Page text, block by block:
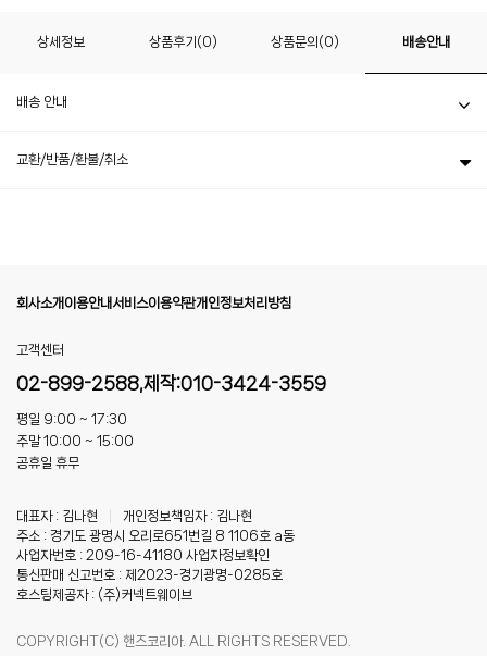
상세정보 상품후기(0) 상품문의(0) 배송안내
배송 안내
교환/반품/환불/취소
회사소개 이용안내서비스이용약관개인정보처리방침
고객센터
02-899-2588,제작:010-3424-3559
평일 9:00 ~ 17:30
주말 10:00 ~ 15:00
공휴일 휴무
대표자 : 김나현
개인정보책임자 : 김나현
주소 : 경기도 광명시 오리로651번길 8 1106호 a동
사업자번호 : 209-16-41180 사업자정보확인
통신판매 신고번호 : 제2023-경기광명-0285호
호스팅제공자 : (주)커넥트웨이브
COPYRIGHT(C) 핸즈코리아. ALL RIGHTS RESERVED.